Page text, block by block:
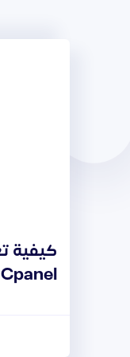
Cpanel